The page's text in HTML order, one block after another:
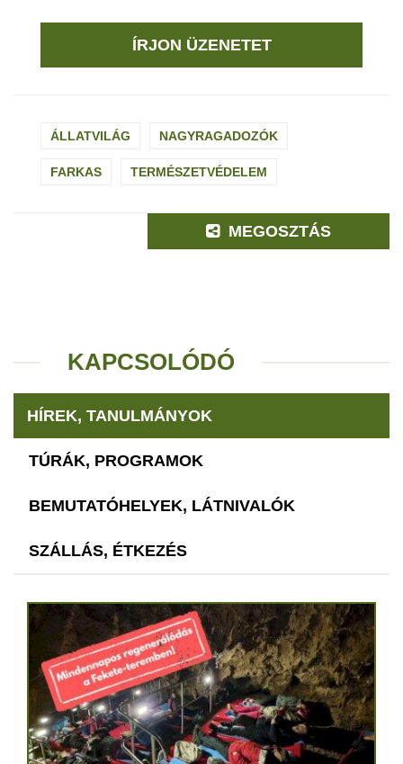
ÍRJON ÜZENETET
ÁLLATVILÁG NAGYRAGADOZÓK
FARKAS TERMÉSZETVÉDELEM
MEGOSZTÁS
KAPCSOLÓDÓ
HÍREK, TANULMÁNYOK
TÚRÁK, PROGRAMOK
BEMUTATÓHELYEK, LÁTNIVALÓK
SZÁLLÁS, ÉTKEZÉS